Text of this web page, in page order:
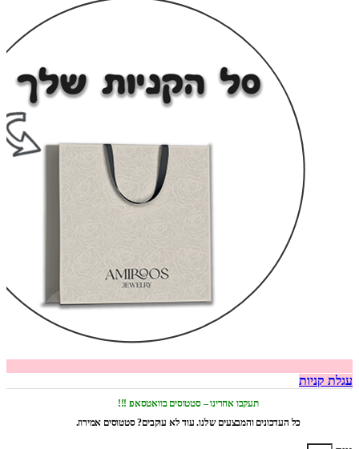
עגלת קניות
תעקבו אחרינו – סטטוסים בוואטסאפ !!!
כל העדכונים והמבצעים שלנו. עוד לא עוקבים? סטטוסים אמירוז.